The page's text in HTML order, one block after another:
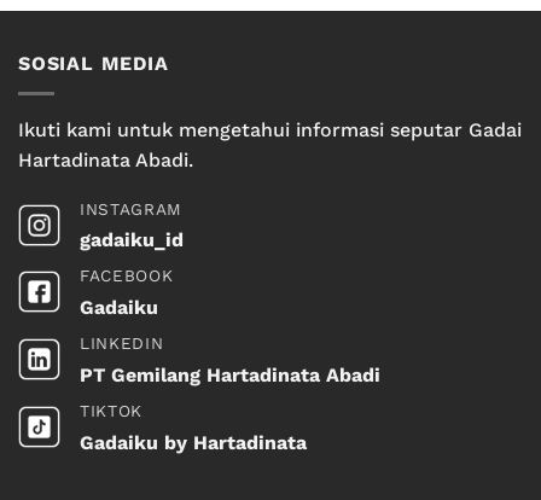
SOSIAL MEDIA
Ikuti kami untuk mengetahui informasi seputar Gadai
Hartadinata Abadi.
INSTAGRAM
gadaiku_id
FACEBOOK
Gadaiku
LINKEDIN
PT Gemilang Hartadinata Abadi
TIKTOK
Gadaiku by Hartadinata